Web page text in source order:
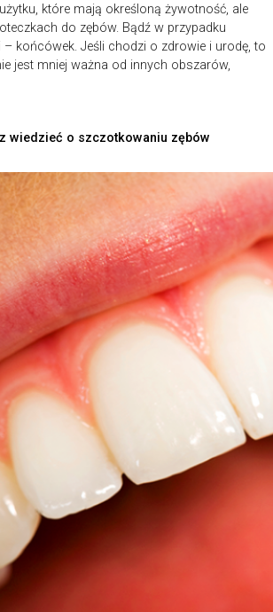
które mają określoną żywotność, ale
do zębów. Bądź w przypadku
– końcówek. Jeśli chodzi o zdrowie i urodę, to
jest mniej ważna od innych obszarów,
wiedzieć o szczotkowaniu zębów